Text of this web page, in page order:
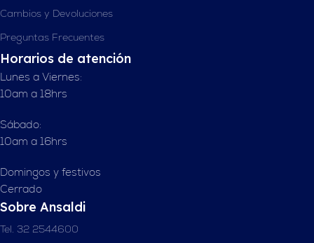
Cambios y Devoluciones
Preguntas Frecuentes
Horarios de atención
Lunes a Viernes:
10am a 18hrs
Sábado:
10am a 16hrs
Domingos y festivos
Cerrado
Sobre Ansaldi
Tel. 32 2544600